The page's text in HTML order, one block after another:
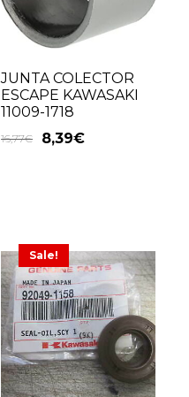
JUNTA COLECTOR
ESCAPE KAWASAKI
11009-1718
16,77€ 8,39€
Sale!